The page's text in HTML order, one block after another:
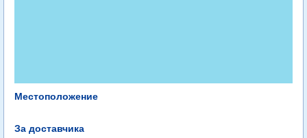
Местоположение
За доставчика